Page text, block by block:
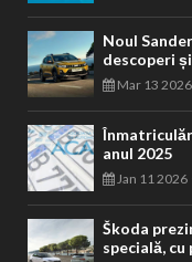
Noul
descoperi
Mar 13 2026
anul 2025
Jan 11 2026
Škoda
specială,